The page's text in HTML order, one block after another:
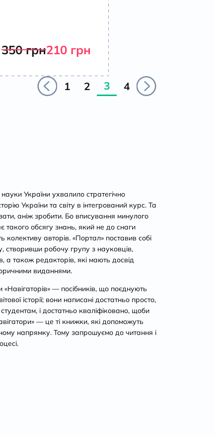
350грн210 грн
1 2 3 4
науки України ухвалило стратегічно
України та світу в інтегрований курс. Та
аніж зробити. Бо вписування минулого
такого обсягу знань, який не до снаги
колективу авторів. «Портал» поставив собі
робочу групу з науковців,
а також редакторів, які мають досвід
виданнями.
— посібників, що поєднують
історії; вони написані достатньо просто,
і достатньо кваліфіковано, щоби
— це ті книжки, які допоможуть
напрямку. Тому запрошуємо до читання і